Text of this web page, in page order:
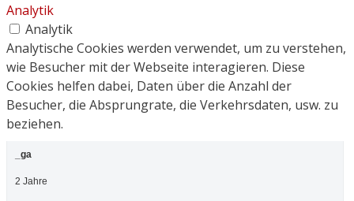
Analytik
Analytik
Analytische Cookies werden verwendet, um zu verstehen,
wie Besucher mit der Webseite interagieren. Diese
Cookies helfen dabei, Daten über die Anzahl der
Besucher, die Absprungrate, die Verkehrsdaten, usw. zu
beziehen.
_ga
2 Jahre